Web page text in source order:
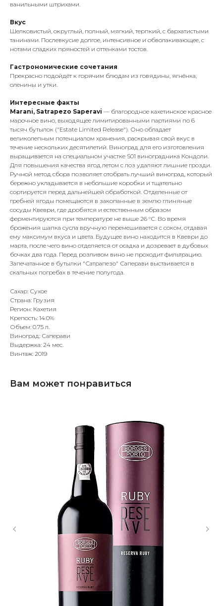
ванильными штрихами.
Вкус
Шелковистый, округлый, полный, мягкий, терпкий, с бархатистыми
танинами. Послевкусие долгое, интенсивное и обволакивающее, с
нотами сладких пряностей и оттенками тостов.
Гастрономические сочетания
Прекрасно подойдёт к горячим блюдам из говядины, ягнёнка,
оленины и утки.
Интересные факты
Marani, Satrapezo Saperavi — благородное кахетинское красное
марочное вино, выходящее лимитированными партиями по 6
тысяч бутылок ("Estate Limited Release"). Оно обладает
великолепным потенциалом хранения, раскрывая свой вкус в
течение нескольких десятилетий. Виноград для его изготовления
выращивается на специальном участке S01 виноградника Кондоли.
Для повышения качества ягод летом с лоз удаляют лишние грозди.
Ручной метод сбора позволяет отобрать лучший виноград, который
бережно укладывается в небольшие коробки и тщательно
сортируется перед дальнейшей обработкой. Отделенные от
гребней ягоды помещаются в закопанные в землю глиняные
сосуды Квеври, где дробятся и естественным образом
ферментируются при температуре не выше 26 °С. Во время
брожения шапка сусла вручную перемешивается с соком, отдавая
ему максимум вкуса и цвета. Будущее вино находится в Квеври до
марта, после чего вино отделяется от осадка и дозревает в дубовых
бочках два года. Перед розливом вино не проходит фильтрацию.
Запечатанное в бутылки "Сатрапезо" Саперави выстаивается в
скальных погребах в течение полугода.
Сахар: Сухое
Страна: Грузия
Регион: Кахетия
Крепость: 14.0%
Объем: 0.75 л.
Виноград: Саперави
Выдержка: 24 мес.
Винтаж: 2019
Вам может понравиться